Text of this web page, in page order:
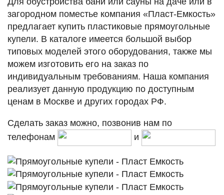
загородном поместье компания «Пласт-Емкость»
предлагает купить пластиковые прямоугольные
купели. В каталоге имеется большой выбор
типовых моделей этого оборудования, также мы
можем изготовить его на заказ по
индивидуальным требованиям. Наша компания
реализует данную продукцию по доступным
ценам в Москве и других городах РФ.
Сделать заказ можно, позвонив нам по
телефонам
и